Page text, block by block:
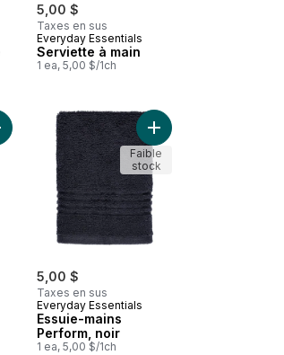
5,00 $
Taxes en sus
Everyday Essentials
Serviette à main
1 ea, 5,00 $/1ch
acier au panier
Essuie-mains Perform, turquoise au
5,00 $
Taxes en sus
Everyday Essentials
Essuie-mains
Perform, noir
1 ea, 5,00 $/1ch
Ajouter Essuie-mains
Faible
stock